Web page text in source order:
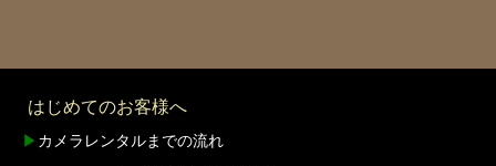
はじめてのお客様へ
▶ カメラレンタルまでの流れ